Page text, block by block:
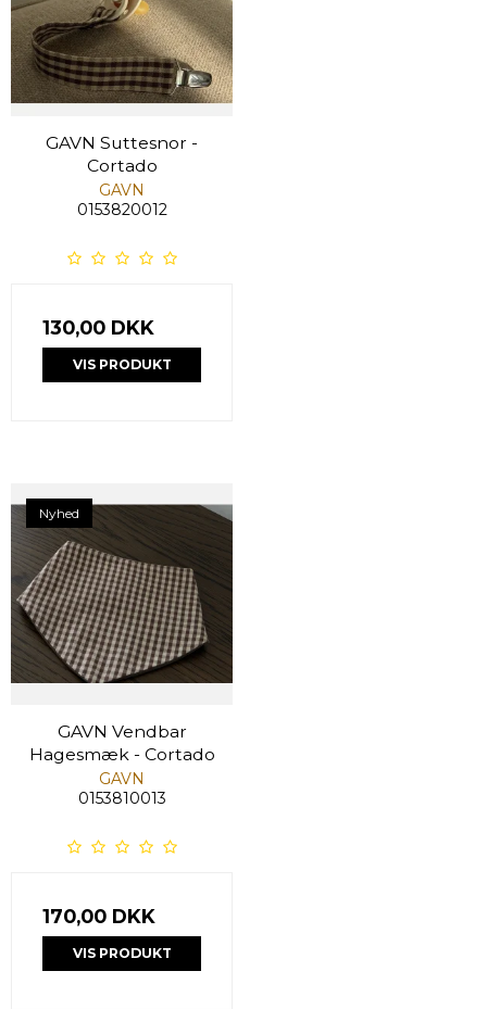
GAVN Suttesnor -
Cortado
GAVN
0153820012
130,00 DKK
VIS PRODUKT
Nyhed
GAVN Vendbar
Hagesmæk - Cortado
GAVN
0153810013
170,00 DKK
VIS PRODUKT